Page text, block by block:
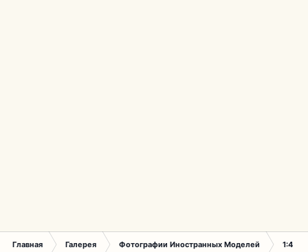
Главная Галерея Фотографии Иностранных Моделей 1:43